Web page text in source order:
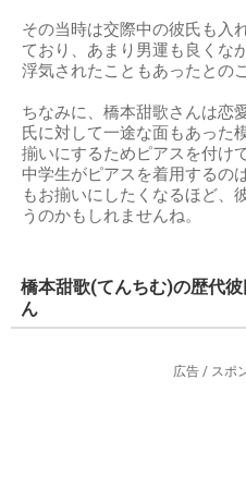
その当時は交際中の彼氏も入
ており、あまり男運も良くな
浮気されたこともあったとの
ちなみに、橋本甜歌さんは恋
氏に対して一途な面もあった
揃いにするためピアスを付け
中学生がピアスを着用するの
もお揃いにしたくなるほど、
うのかもしれませんね。
橋本甜歌(てんちむ)の歴代
ん
広告 / スポ